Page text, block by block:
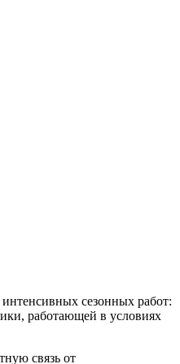
сезонных работ:
работающей в условиях
связь от